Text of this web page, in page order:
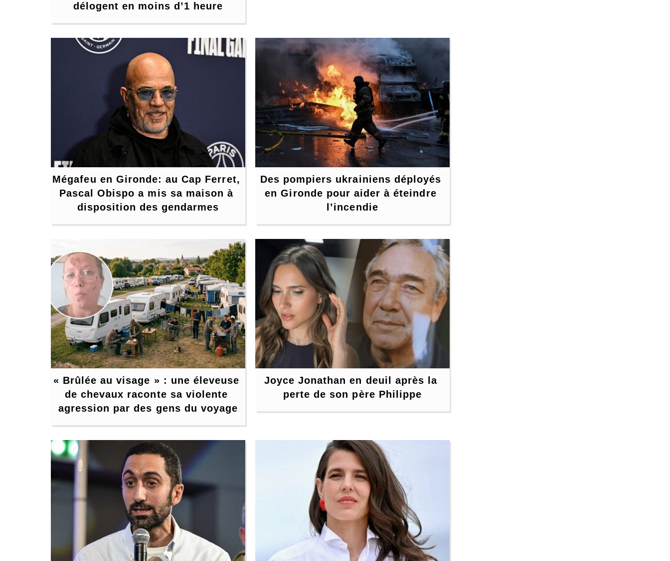
délogent en moins d’1 heure
Mégafeu en Gironde: au Cap Ferret,
Pascal Obispo a mis sa maison à
disposition des gendarmes
Des pompiers ukrainiens déployés
en Gironde pour aider à éteindre
l’incendie
« Brûlée au visage » : une éleveuse
de chevaux raconte sa violente
agression par des gens du voyage
Joyce Jonathan en deuil après la
perte de son père Philippe